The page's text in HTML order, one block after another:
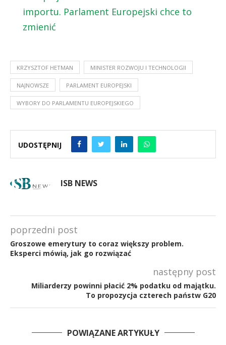
importu. Parlament Europejski chce to
zmienić
KRZYSZTOF HETMAN MINISTER ROZWOJU I TECHNOLOGII
NAJNOWSZE PARLAMENT EUROPEJSKI
WYBORY DO PARLAMENTU EUROPEJSKIEGO
UDOSTĘPNIJ
ISB NEWS
poprzedni post
Groszowe emerytury to coraz większy problem.
Eksperci mówią, jak go rozwiązać
następny post
Miliarderzy powinni płacić 2% podatku od majątku.
To propozycja czterech państw G20
POWIĄZANE ARTYKUŁY